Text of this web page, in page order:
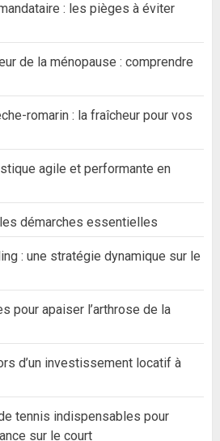
: les pièges à éviter
de la ménopause : comprendre
romarin : la fraîcheur pour vos
agile et performante en
démarches essentielles
: une stratégie dynamique sur le
pour apaiser l’arthrose de la
d’un investissement locatif à
tennis indispensables pour
sur le court